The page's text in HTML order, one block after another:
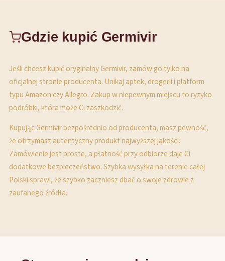
Gdzie kupić Germivir
Jeśli chcesz kupić oryginalny Germivir, zamów go tylko na
oficjalnej stronie producenta. Unikaj aptek, drogerii i platform
typu Amazon czy Allegro. Zakup w niepewnym miejscu to ryzyko
podróbki, która może Ci zaszkodzić.
Kupując Germivir bezpośrednio od producenta, masz pewność,
że otrzymasz autentyczny produkt najwyższej jakości.
Zamówienie jest proste, a płatność przy odbiorze daje Ci
dodatkowe bezpieczeństwo. Szybka wysyłka na terenie całej
Polski sprawi, że szybko zaczniesz dbać o swoje zdrowie z
zaufanego źródła.